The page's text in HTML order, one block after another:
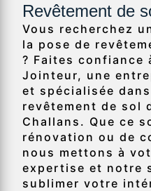
Revêtement de
Vous recherchez
la pose de
? Faites confiance
Jointeur, une
et spécialisée
revêtement de sol
Challans. Que ce
rénovation ou de
nous mettons à
expertise et notre
sublimer votre